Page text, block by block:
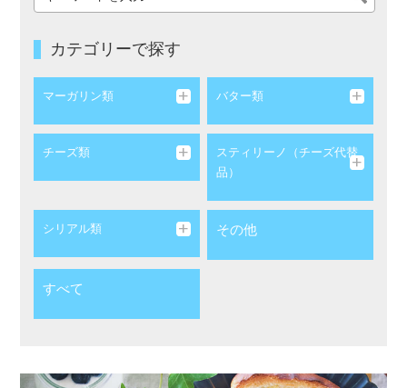
カテゴリーで探す
マーガリン類 バター類
チーズ類
スティリーノ（チーズ代替
品）
シリアル類 その他
すべて